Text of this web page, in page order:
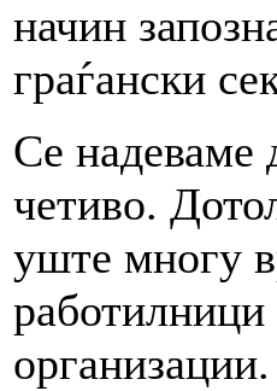
начин
граѓански
Се надеваме
четиво.
уште многу
работилници
организации.